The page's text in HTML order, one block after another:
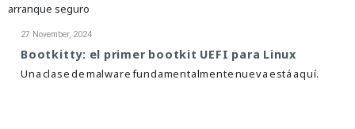
arranque seguro
27 November, 2024
Bootkitty: el primer bootkit UEFI para Linux
Una clase de malware fundamentalmente nueva está aquí.